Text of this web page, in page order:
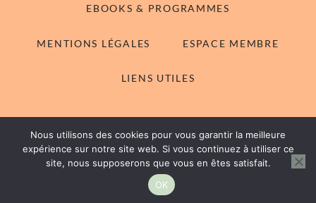
EBOOKS & PROGRAMMES
MENTIONS LÉGALES ESPACE MEMBRE
LIENS UTILES
© 2014-2026 With Emilie - Tous droits réservés
Rachel WordPress Themeby My Boutique Themes.
Nous utilisons des cookies pour vous garantir la meilleure
expérience sur notre site web. Si vous continuez à utiliser ce
site, nous supposerons que vous en êtes satisfait.
OK